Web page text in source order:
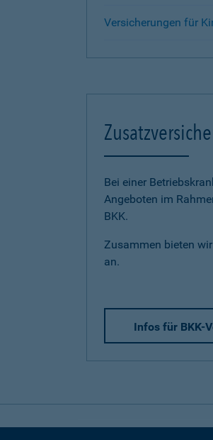
Versicherungen für
Bei einer
Angeboten im
BKK.
Zusammen bieten
an.
Infos für BKK-